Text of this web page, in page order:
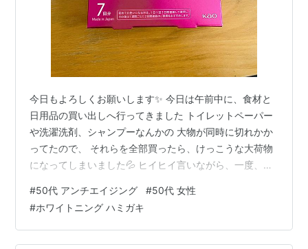
今日もよろしくお願いします✨ 今日は午前中に、食材と
日用品の買い出しへ行ってきました トイレットペーパー
や洗濯洗剤、シャンプーなんかの 大物が同時に切れかか
ってたので、 それらを全部買ったら、けっこうな大荷物
になってしまいました💦 ヒイヒイ言いながら、一度、家
ました 食材もこれでもかってほど買い込んだので、 明日
からの3連休は心置きなく家にこもれます😁 今回ドラッ
グストアで見つけたもの♬ 実はそんなに歯が白くないあ
#50代 アンチエイジング #50代 女性
#ホワイトニング ハミガキ